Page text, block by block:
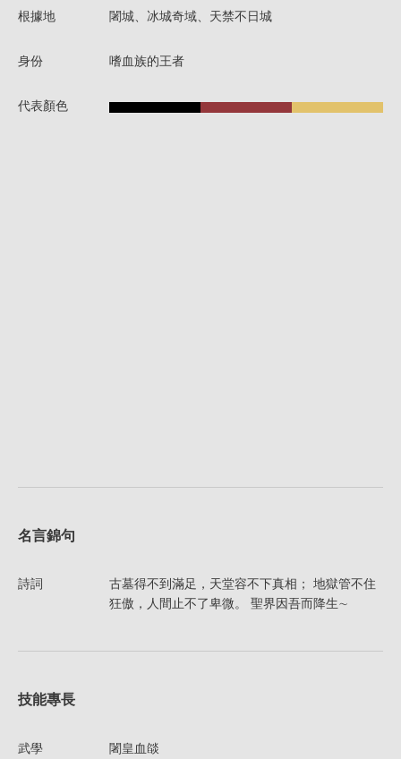
根據地 闍城、冰城奇域、天禁不日城
身份 嗜血族的王者
代表顏色
名言錦句
詩詞
古墓得不到滿足，天堂容不下真相； 地獄管不住
狂傲，人間止不了卑微。 聖界因吾而降生∼
技能專長
武學 闍皇血燄